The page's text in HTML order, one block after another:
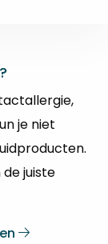
je niet
juiste